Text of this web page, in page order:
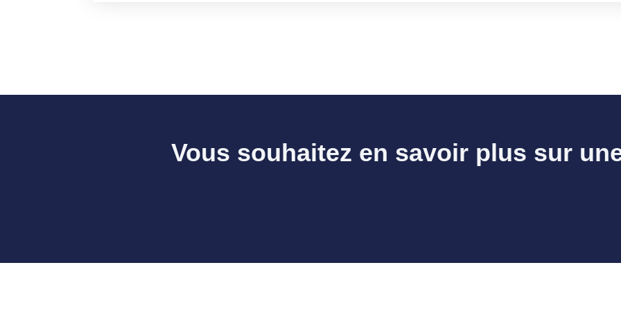
Vous souhaitez en savoir plus sur